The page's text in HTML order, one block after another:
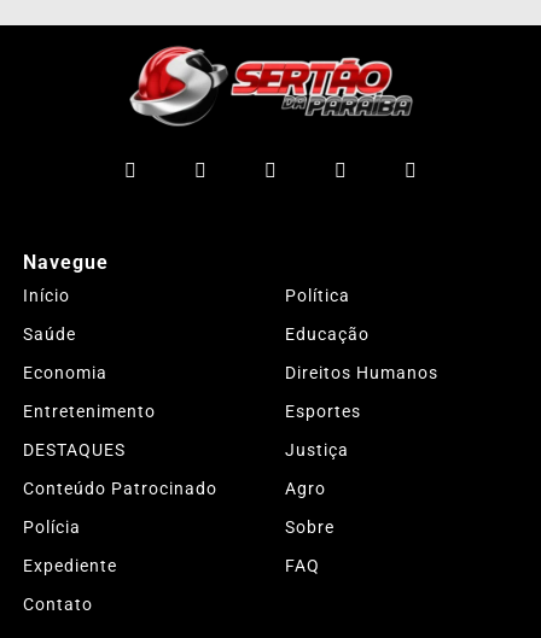
Navegue
Início
Política
Saúde
Educação
Economia
Direitos Humanos
Entretenimento
Esportes
DESTAQUES
Justiça
Conteúdo Patrocinado
Agro
Polícia
Sobre
Expediente
FAQ
Contato